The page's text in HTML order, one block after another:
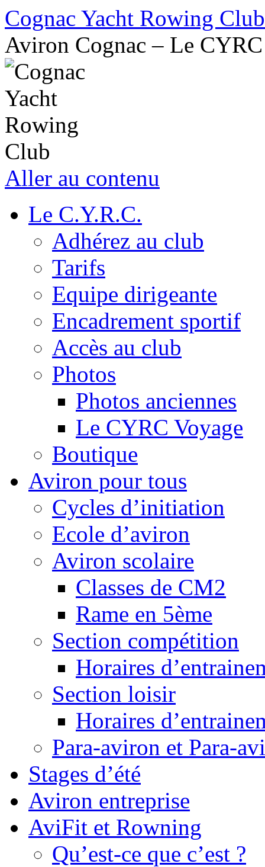
Cognac Yacht Rowing Club
Aviron Cognac – Le CYRC
Aller au contenu
Le C.Y.R.C.
Adhérez au club
Tarifs
Equipe dirigeante
Encadrement sportif
Accès au club
Photos
Photos anciennes
Le CYRC Voyage
Boutique
Aviron pour tous
Cycles d’initiation
Ecole d’aviron
Aviron scolaire
Classes de CM2
Rame en 5ème
Section compétition
Horaires
Section loisir
Horaires
Para-aviron et Para-
Stages d’été
Aviron entreprise
AviFit et Rowning
Qu’est-ce que c’est ?